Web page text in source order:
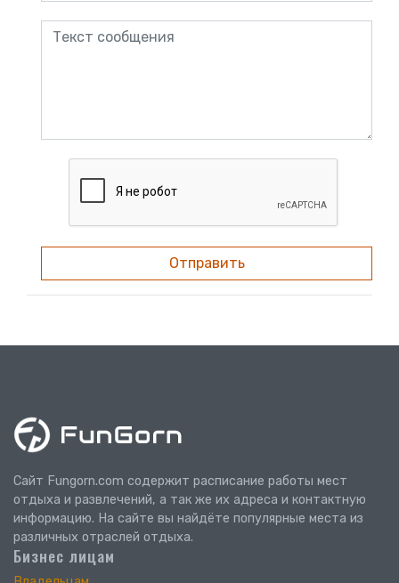
Отправить
Сайт Fungorn.com содержит расписание работы мест
отдыха и развлечений, а так же их адреса и контактную
информацию. На сайте вы найдёте популярные места из
различных отраслей отдыха.
Бизнес лицам